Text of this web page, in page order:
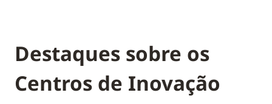
Destaques sobre os
Centros de Inovação